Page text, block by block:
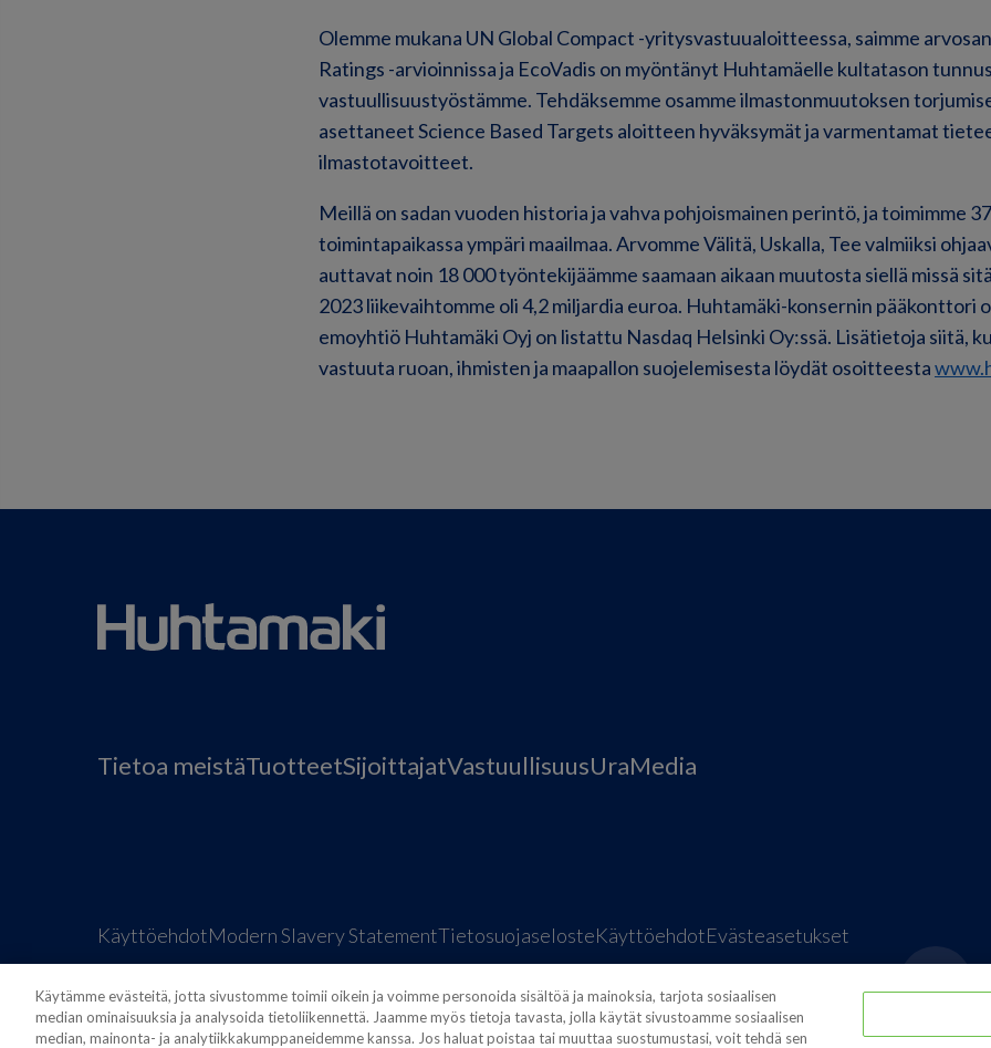
Olemme mukana UN Global Compact -yritysvastuualoitteessa, saimme
Ratings -arvioinnissa ja EcoVadis on myöntänyt Huhtamäelle kultatason
vastuullisuustyöstämme. Tehdäksemme osamme ilmastonmuutoksen
asettaneet Science Based Targets aloitteen hyväksymät ja varmentamat
ilmastotavoitteet.
Meillä on sadan vuoden historia ja vahva pohjoismainen perintö, ja toimimme
toimintapaikassa ympäri maailmaa. Arvomme Välitä, Uskalla, Tee valmiiksi
auttavat noin 18 000 työntekijäämme saamaan aikaan muutosta siellä missä
2023 liikevaihtomme oli 4,2 miljardia euroa. Huhtamäki-konsernin pääkonttori
emoyhtiö Huhtamäki Oyj on listattu Nasdaq Helsinki Oy:ssä. Lisätietoja siitä,
vastuuta ruoan, ihmisten ja maapallon suojelemisesta löydät osoitteesta
Tietoa meistäTuotteetSijoittajatVastuullisuusUraMedia
KäyttöehdotModern Slavery StatementTietosuojaselosteKäyttöehdotEvästeasetukset
Käytämme evästeitä, jotta sivustomme toimii oikein ja voimme personoida sisältöä ja mainoksia, tarjota sosiaalisen
median ominaisuuksia ja analysoida tietoliikennettä. Jaamme myös tietoja tavasta, jolla käytät sivustoamme sosiaalisen
median, mainonta- ja analytiikkakumppaneidemme kanssa. Jos haluat poistaa tai muuttaa suostumustasi, voit tehdä sen